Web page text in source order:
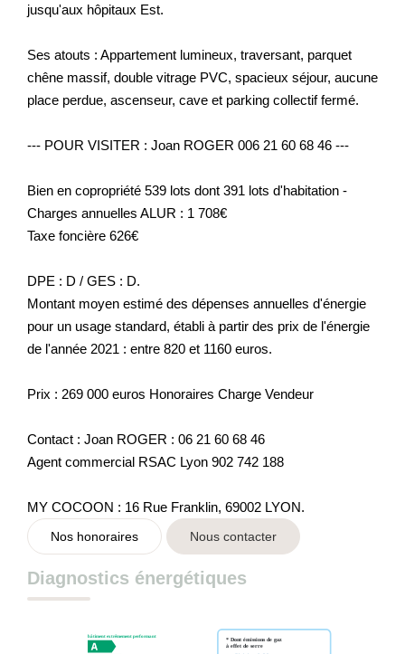
jusqu'aux hôpitaux Est.
Ses atouts : Appartement lumineux, traversant, parquet
chêne massif, double vitrage PVC, spacieux séjour, aucune
place perdue, ascenseur, cave et parking collectif fermé.
--- POUR VISITER : Joan ROGER 006 21 60 68 46 ---
Bien en copropriété 539 lots dont 391 lots d'habitation -
Charges annuelles ALUR : 1 708€
Taxe foncière 626€
DPE : D / GES : D.
Montant moyen estimé des dépenses annuelles d'énergie
pour un usage standard, établi à partir des prix de l'énergie
de l'année 2021 : entre 820 et 1160 euros.
Prix : 269 000 euros Honoraires Charge Vendeur
Contact : Joan ROGER : 06 21 60 68 46
Agent commercial RSAC Lyon 902 742 188
MY COCOON : 16 Rue Franklin, 69002 LYON.
Nos honoraires Nous contacter
Diagnostics énergétiques